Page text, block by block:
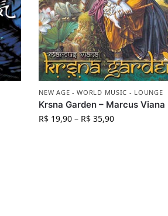
NEW AGE - WORLD MUSIC - LOUNGE
Krsna Garden – Marcus Viana
R$ 19,90 – R$ 35,90